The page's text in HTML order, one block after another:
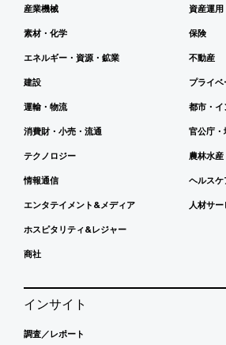
産業機械
素材・化学
エネルギー・資源・鉱業
建設
運輸・物流
消費財・小売・流通
テクノロジー
情報通信
エンタテイメント&メディア
ホスピタリティ&レジャー
商社
資産運用
保険
不動産
プライ
都市・イ
官公庁・
農林水
ヘルスケ
人材サー
インサイト
調査／レポート